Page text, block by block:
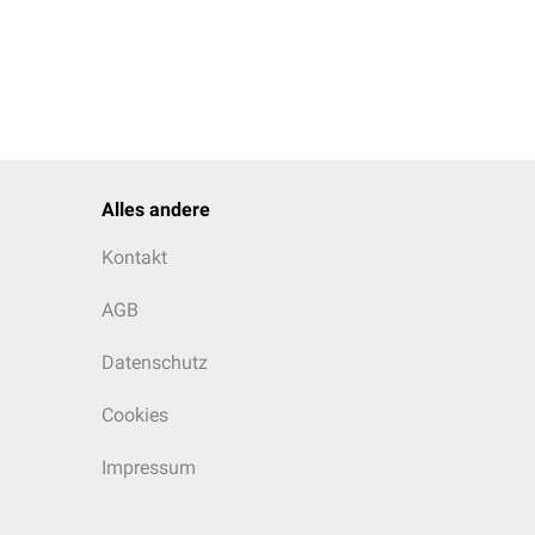
Alles andere
Kontakt
AGB
Datenschutz
Cookies
Impressum